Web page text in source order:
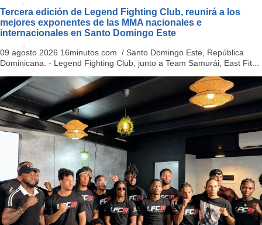
i
a
ti
o
n
Tercera edición de Legend Fighting Club, reunirá a los
mejores exponentes de las MMA nacionales e
internacionales en Santo Domingo Este
09 agosto 2026 16minutos.com / Santo Domingo Este, República
Dominicana. - Legend Fighting Club, junto a Team Samurái, East Fit...